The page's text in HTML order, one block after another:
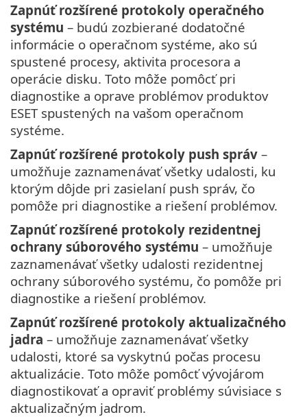
Zapnúť rozšírené protokoly operačného
systému – budú zozbierané dodatočné
informácie o operačnom systéme, ako sú
spustené procesy, aktivita procesora a
operácie disku. Toto môže pomôcť pri
diagnostike a oprave problémov produktov
ESET spustených na vašom operačnom
systéme.
Zapnúť rozšírené protokoly push správ –
umožňuje zaznamenávať všetky udalosti, ku
ktorým dôjde pri zasielaní push správ, čo
pomôže pri diagnostike a riešení problémov.
Zapnúť rozšírené protokoly rezidentnej
ochrany súborového systému – umožňuje
zaznamenávať všetky udalosti rezidentnej
ochrany súborového systému, čo pomôže pri
diagnostike a riešení problémov.
Zapnúť rozšírené protokoly aktualizačného
jadra – umožňuje zaznamenávať všetky
udalosti, ktoré sa vyskytnú počas procesu
aktualizácie. Toto môže pomôcť vývojárom
diagnostikovať a opraviť problémy súvisiace s
aktualizačným jadrom.